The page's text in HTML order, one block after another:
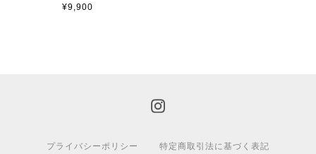
¥9,900
プライバシーポリシー 特定商取引法に基づく表記